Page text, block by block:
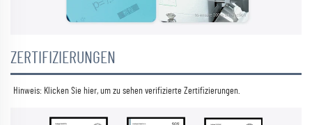
ZERTIFIZIERUNGEN
Hinweis: Klicken Sie hier, um zu sehen verifizierte Zertifizierungen.